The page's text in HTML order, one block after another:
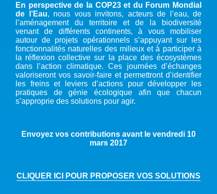
En perspective de la COP23 et du Forum Mondial
de l’Eau, nous vous invitons, acteurs de l’eau, de
l’aménagement du territoire et de la biodiversité
venant de différents continents, à vous mobiliser
autour de projets opérationnels s’appuyant sur les
fonctionnalités naturelles des milieux et à participer à
la réflexion collective sur la place des écosystèmes
dans l’action climatique. Ces journées d’échanges
valoriseront vos savoir-faire et permettront d’identifier
les freins et leviers d’actions pour développer les
pratiques de génie écologique afin que chacun
s’approprie des solutions pour agir.
Envoyez vos contributions avant le vendredi 10
mars 2017
CLIQUER ICI POUR PROPOSER VOS SOLUTIONS